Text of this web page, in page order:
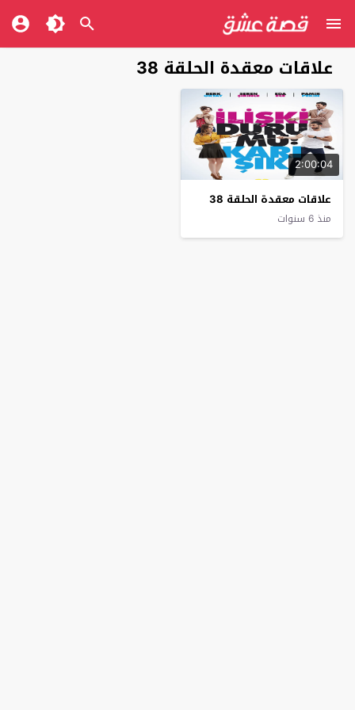
علاقات معقدة الحلقة 38
2:00:04
علاقات معقدة الحلقة 38
منذ 6 سنوات